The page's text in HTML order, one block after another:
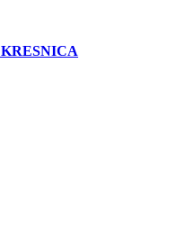
KRESNICA